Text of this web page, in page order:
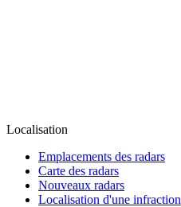
Localisation
Emplacements des radars
Carte des radars
Nouveaux radars
Localisation d'une infraction